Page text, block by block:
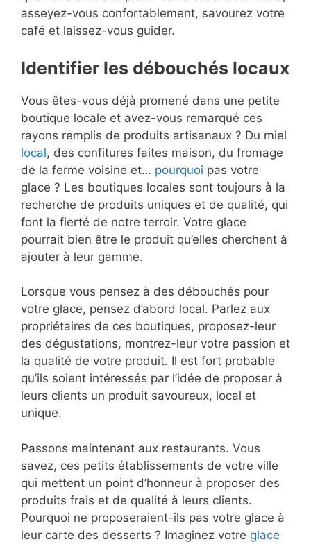
asseyez-vous confortablement, savourez votre
café et laissez-vous guider.
Identifier les débouchés locaux
Vous êtes-vous déjà promené dans une petite
boutique locale et avez-vous remarqué ces
rayons remplis de produits artisanaux ? Du miel
local, des confitures faites maison, du fromage
de la ferme voisine et… pourquoi pas votre
glace ? Les boutiques locales sont toujours à la
recherche de produits uniques et de qualité, qui
font la fierté de notre terroir. Votre glace
pourrait bien être le produit qu’elles cherchent à
ajouter à leur gamme.
Lorsque vous pensez à des débouchés pour
votre glace, pensez d’abord local. Parlez aux
propriétaires de ces boutiques, proposez-leur
des dégustations, montrez-leur votre passion et
la qualité de votre produit. Il est fort probable
qu’ils soient intéressés par l’idée de proposer à
leurs clients un produit savoureux, local et
unique.
Passons maintenant aux restaurants. Vous
savez, ces petits établissements de votre ville
qui mettent un point d’honneur à proposer des
produits frais et de qualité à leurs clients.
Pourquoi ne proposeraient-ils pas votre glace à
leur carte des desserts ? Imaginez votre glace